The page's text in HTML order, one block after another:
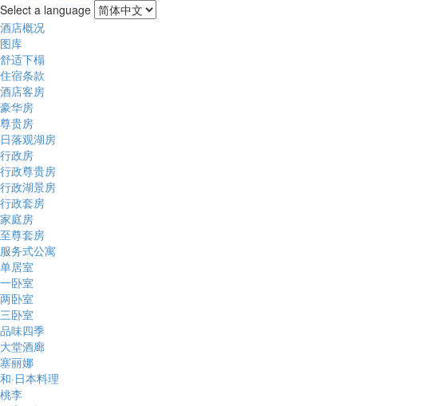
Select a language
酒店概况
图库
舒适下榻
住宿条款
酒店客房
豪华房
尊贵房
日落观湖房
行政房
行政尊贵房
行政湖景房
行政套房
家庭房
至尊套房
服务式公寓
单居室
一卧室
两卧室
三卧室
品味四季
大堂酒廊
塞丽娜
和·日本料理
桃李